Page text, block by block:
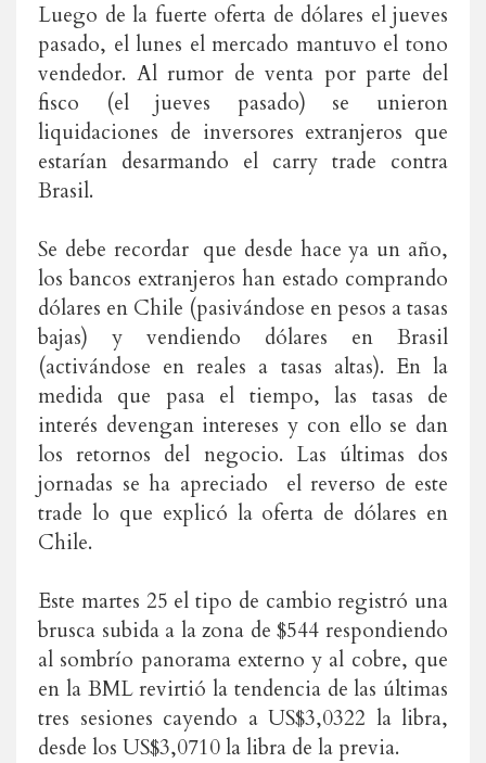
Luego de la fuerte oferta de dólares el jueves
pasado, el lunes el mercado mantuvo el tono
vendedor. Al rumor de venta por parte del
fisco (el jueves pasado) se unieron
liquidaciones de inversores extranjeros que
estarían desarmando el carry trade contra
Brasil.
Se debe recordar que desde hace ya un año,
los bancos extranjeros han estado comprando
dólares en Chile (pasivándose en pesos a tasas
bajas) y vendiendo dólares en Brasil
(activándose en reales a tasas altas). En la
medida que pasa el tiempo, las tasas de
interés devengan intereses y con ello se dan
los retornos del negocio. Las últimas dos
jornadas se ha apreciado el reverso de este
trade lo que explicó la oferta de dólares en
Chile.
Este martes 25 el tipo de cambio registró una
brusca subida a la zona de $544 respondiendo
al sombrío panorama externo y al cobre, que
en la BML revirtió la tendencia de las últimas
tres sesiones cayendo a US$3,0322 la libra,
desde los US$3,0710 la libra de la previa.